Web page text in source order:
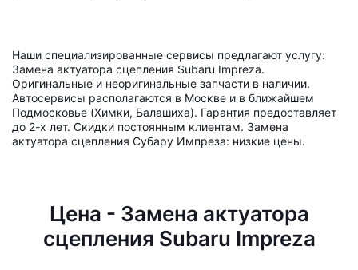
Наши специализированные сервисы предлагают услугу:
Замена актуатора сцепления Subaru Impreza.
Оригинальные и неоригинальные запчасти в наличии.
Автосервисы располагаются в Москве и в ближайшем
Подмосковье (Химки, Балашиха). Гарантия предоставляет
до 2-х лет. Скидки постоянным клиентам. Замена
актуатора сцепления Субару Импреза: низкие цены.
Цена - Замена актуатора
сцепления Subaru Impreza